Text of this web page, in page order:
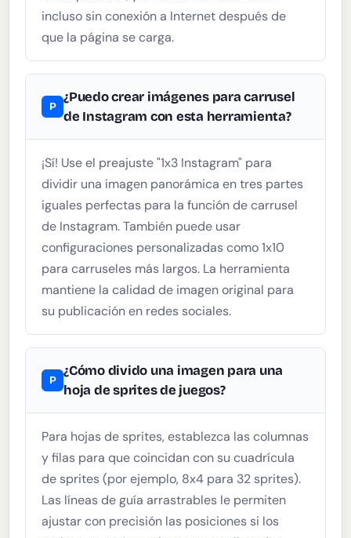
incluso sin conexión a Internet después de
que la página se carga.
¿Puedo crear imágenes para carrusel
de Instagram con esta herramienta?
¡Sí! Use el preajuste "1x3 Instagram" para
dividir una imagen panorámica en tres partes
iguales perfectas para la función de carrusel
de Instagram. También puede usar
configuraciones personalizadas como 1x10
para carruseles más largos. La herramienta
mantiene la calidad de imagen original para
su publicación en redes sociales.
¿Cómo divido una imagen para una
hoja de sprites de juegos?
Para hojas de sprites, establezca las columnas
y filas para que coincidan con su cuadrícula
de sprites (por ejemplo, 8x4 para 32 sprites).
Las líneas de guía arrastrables le permiten
ajustar con precisión las posiciones si los